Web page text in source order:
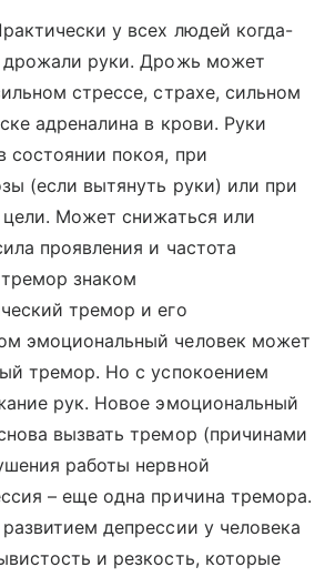
у всех людей когда-
дрожали руки. Дрожь может
стрессе, страхе, сильном
адреналина в крови. Руки
состоянии покоя, при
(если вытянуть руки) или при
Может снижаться или
проявления и частота
знаком
тремор и его
эмоциональный человек может
тремор. Но с успокоением
рук. Новое эмоциональный
вызвать тремор (причинами
работы нервной
– еще одна причина тремора.
депрессии у человека
и резкость, которые